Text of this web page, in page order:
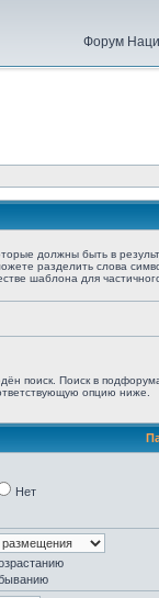
Форум
должны быть в
разделить слова
шаблона для
поиск. Поиск в
опцию ниже.
Нет